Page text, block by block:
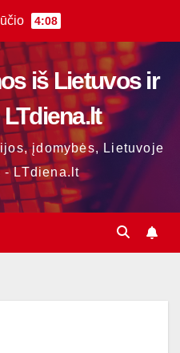
4:08
iš Lietuvos ir
įdomybės, Lietuvoje
- LTdiena.lt